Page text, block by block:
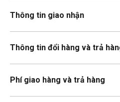
Thông tin giao nhận
Thông tin đổi hàng và trả
Phí giao hàng và trả hàng